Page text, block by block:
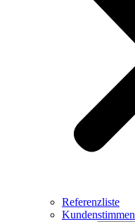
Referenzliste
Kundenstimmen